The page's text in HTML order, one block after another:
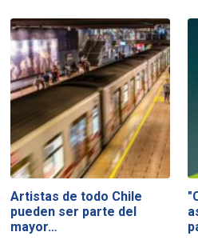
Artistas de todo Chile
pueden ser parte del
mayor…